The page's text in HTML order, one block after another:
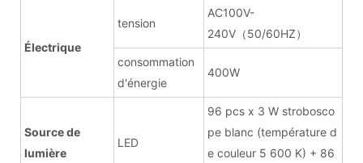
Électrique
tension
AC100V-
240V（50/60HZ）
consommation
d'énergie
400W
Source de
lumière
LED
96 pcs x 3 W strobosco
pe blanc (température d
e couleur 5 600 K) + 86